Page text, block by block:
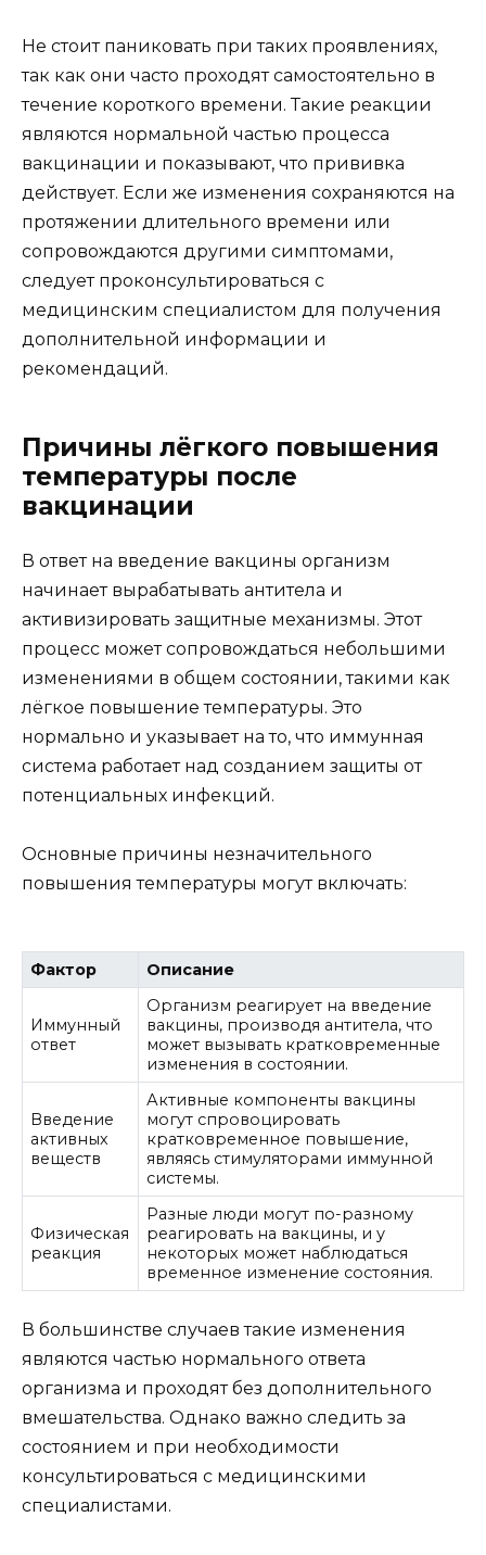
Не стоит паниковать при таких проявлениях,
так как они часто проходят самостоятельно в
течение короткого времени. Такие реакции
являются нормальной частью процесса
вакцинации и показывают, что прививка
действует. Если же изменения сохраняются на
протяжении длительного времени или
сопровождаются другими симптомами,
следует проконсультироваться с
медицинским специалистом для получения
дополнительной информации и
рекомендаций.
Причины лёгкого повышения
температуры после
вакцинации
В ответ на введение вакцины организм
начинает вырабатывать антитела и
активизировать защитные механизмы. Этот
процесс может сопровождаться небольшими
изменениями в общем состоянии, такими как
лёгкое повышение температуры. Это
нормально и указывает на то, что иммунная
система работает над созданием защиты от
потенциальных инфекций.
Основные причины незначительного
повышения температуры могут включать:
Фактор Описание
Иммунный
ответ
Организм реагирует на введение
вакцины, производя антитела, что
может вызывать кратковременные
изменения в состоянии.
Введение
активных
веществ
Активные компоненты вакцины
могут спровоцировать
кратковременное повышение,
являясь стимуляторами иммунной
системы.
Физическая
реакция
Разные люди могут по-разному
реагировать на вакцины, и у
некоторых может наблюдаться
временное изменение состояния.
В большинстве случаев такие изменения
являются частью нормального ответа
организма и проходят без дополнительного
вмешательства. Однако важно следить за
состоянием и при необходимости
консультироваться с медицинскими
специалистами.